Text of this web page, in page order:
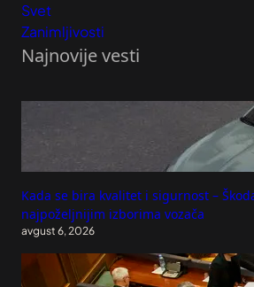
Svet
Zanimljivosti
Najnovije vesti
Kada se bira kvalitet i sigurnost –
najpoželjnijim izborima vozača
avgust 6, 2026